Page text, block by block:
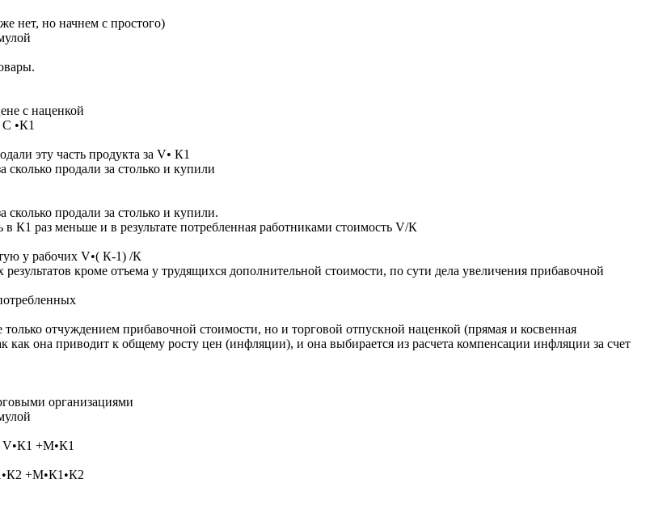
нет, но начнем с простого)
с наценкой
С •К1
эту часть продукта за V• К1
сколько продали за столько и купили
сколько продали за столько и купили.
К1 раз меньше и в результате потребленная работниками стоимость V/К
у рабочих V•( К-1) /К
кроме отъема у трудящихся дополнительной стоимости, по сути дела увеличения прибавочной
отчуждением прибавочной стоимости, но и торговой отпускной наценкой (прямая и косвенная
как она приводит к общему росту цен (инфляции), и она выбирается из расчета компенсации инфляции за счет
организациями
+M•К1
+M•К1•К2